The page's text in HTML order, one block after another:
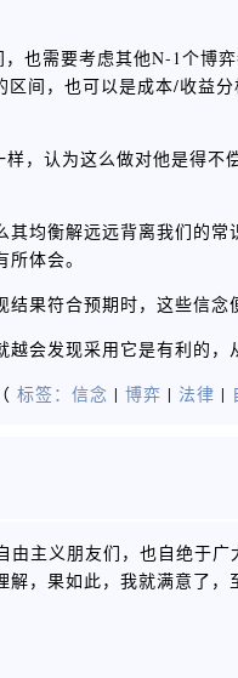
也需要考虑其他N-1个博
间，也可以是成本/收益
，认为这么做对他是得不
均衡解远远背离我们的
体会。
果符合预期时，这些信念
会发现采用它是有利的，
标签： 信念 | 博弈 | 法律 |
由主义朋友们，也自绝于
，果如此，我就满意了，